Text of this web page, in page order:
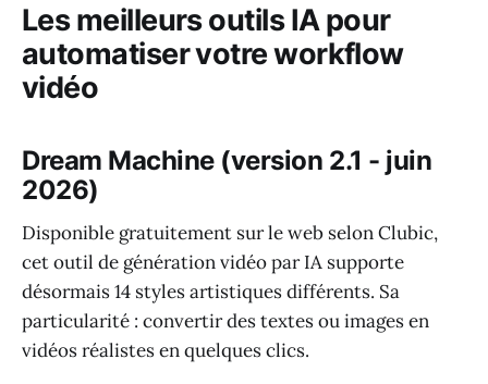
Les meilleurs outils IA pour
automatiser votre workflow
vidéo
Dream Machine (version 2.1 - juin
2026)
Disponible gratuitement sur le web selon Clubic,
cet outil de génération vidéo par IA supporte
désormais 14 styles artistiques différents. Sa
particularité : convertir des textes ou images en
vidéos réalistes en quelques clics.